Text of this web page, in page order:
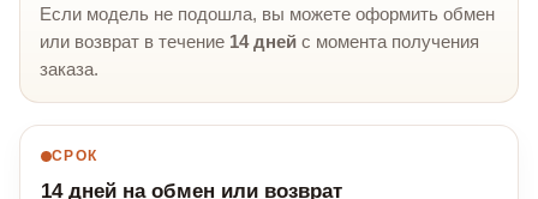
Если модель не подошла, вы можете оформить обмен
или возврат в течение 14 дней с момента получения
заказа.
СРОК
14 дней на обмен или возврат